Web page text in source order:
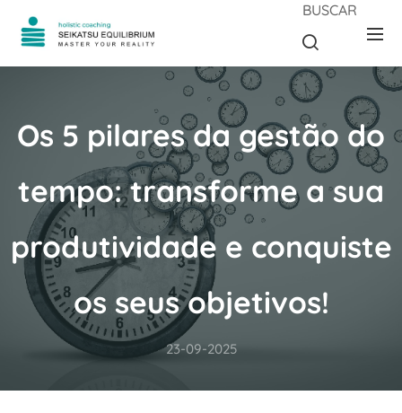
BUSCAR
Os 5 pilares da gestão do
tempo: transforme a sua
produtividade e conquiste
os seus objetivos!
23-09-2025